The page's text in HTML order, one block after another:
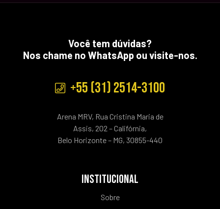
Você tem dúvidas?
Nos chame no WhatsApp ou visite-nos.
+55 (31) 2514-3100
Arena MRV, Rua Cristina Maria de
Assis, 202 – Califórnia,
Belo Horizonte – MG, 30855-440
INSTITUCIONAL
Sobre